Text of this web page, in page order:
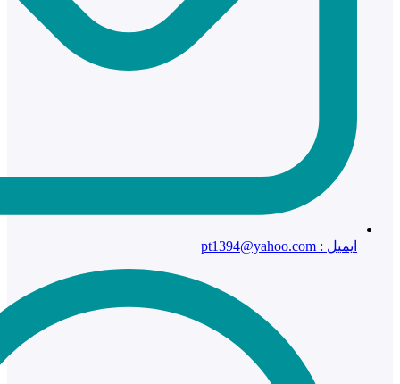
ایمیل : pt1394@yahoo.com